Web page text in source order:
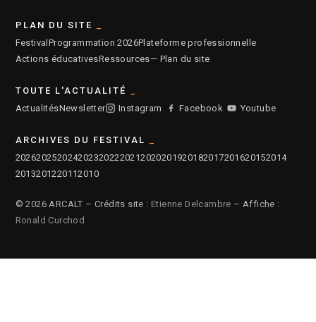
PLAN DU SITE
Festival Programmation 2026Plateforme professionnelle
Actions éducativesRessources— Plan du site
TOUTE L'ACTUALITÉ
ActualitésNewsletter Instagram Facebook Youtube
ARCHIVES DU FESTIVAL
2026202520242023202220212020201920182017201620152014
2013201220112010
© 2026 ARCALT – Crédits site : Etienne Delcambre – Affiche :
Ronald Curchod